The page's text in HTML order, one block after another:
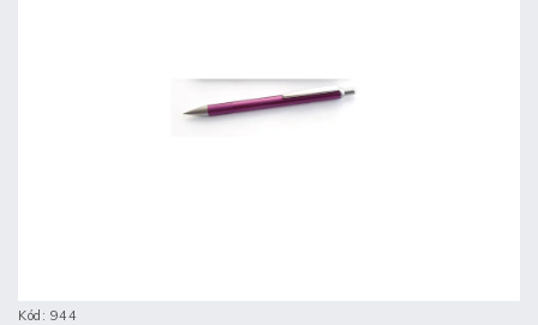
Kód: 944